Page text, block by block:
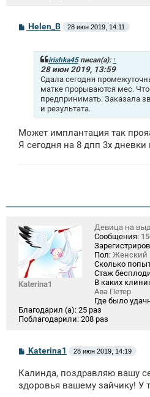
С
о
Helen_B 28 июн 2019, 14:11
irishka45писал(а): ↑
28 июн 2019, 13:59
Сдала сегодня
матке прорываются мес.
предпринимать. Заказала
и результата.
Может имплантация так
Я сегодня на 8 дпп 3х
Katerina1
Девица на
Сообщения:
Пол: Женский
Сколько
Стаж
В каких
Ава Петер
Где было
Благодарил (а): 25 раз
Поблагодарили: 208 раз
С
о
б
щ
е
Katerina1 28 июн 2019, 14:19
Калинда, поздравляю вашу
здоровья вашему зайчику! У